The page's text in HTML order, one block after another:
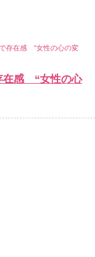
存在感 “女性の心の変
在感 “女性の心